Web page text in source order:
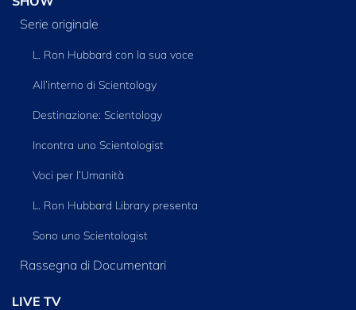
Serie originale
L. Ron Hubbard con la sua voce
All’interno di Scientology
Destinazione: Scientology
Incontra uno Scientologist
Voci per l’Umanità
L. Ron Hubbard Library presenta
Sono uno Scientologist
Rassegna di Documentari
LIVE TV